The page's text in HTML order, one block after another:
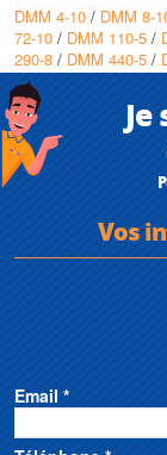
DMM 4-10 / DMM 8-
72-10 / DMM 110-5 /
290-8 / DMM 440-5 /
Vos
Email *